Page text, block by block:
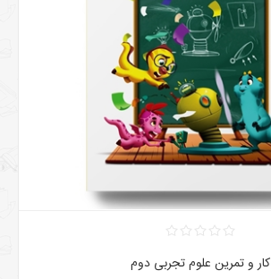
کار و تمرین علوم تجربی دوم